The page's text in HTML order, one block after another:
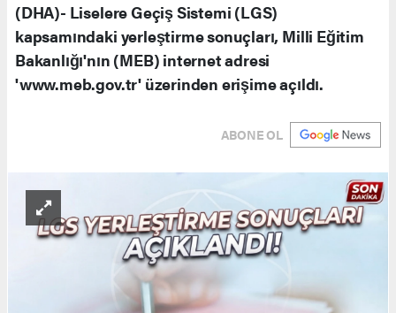
(DHA)- Liselere Geçiş Sistemi (LGS)
kapsamındaki yerleştirme sonuçları, Milli Eğitim
Bakanlığı'nın (MEB) internet adresi
'www.meb.gov.tr' üzerinden erişime açıldı.
ABONE OL